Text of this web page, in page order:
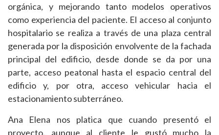
orgánica, y mejorando tanto modelos operativos
como experiencia del paciente. El acceso al conjunto
hospitalario se realiza a través de una plaza central
generada por la disposición envolvente de la fachada
principal del edificio, desde donde se da por una
parte, acceso peatonal hasta el espacio central del
edificio y, por otra, acceso vehicular hacia el
estacionamiento subterráneo.
Ana Elena nos platica que cuando presentó el
proyecto, aunque al cliente le gustó mucho la